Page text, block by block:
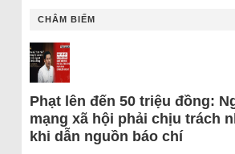
CHÂM BIẾM
Phạt lên đến 50 triệu đồng:
mạng xã hội phải chịu trách
khi dẫn nguồn báo chí